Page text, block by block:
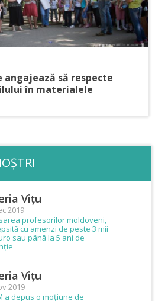
angajează să respecte
în materialele
Vițu
2019
profesorilor moldoveni,
cu amenzi de peste 3 mii
sau până la 5 ani de
Vițu
2019
a depus o moțiune de